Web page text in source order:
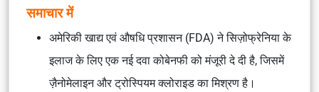
समाचार में
अमेरिकी खाद्य एवं औषधि प्रशासन (FDA) ने सिज़ोफ्रेनिया के
इलाज के लिए एक नई दवा कोबेनफी को मंजूरी दे दी है, जिसमें
ज़ैनोमेलाइन और ट्रोस्पियम क्लोराइड का मिश्रण है।